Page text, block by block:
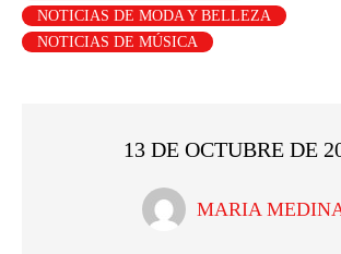
NOTICIAS DE MODA Y BELLEZA
NOTICIAS DE MÚSICA
13 DE OCTUBRE DE
MARIA